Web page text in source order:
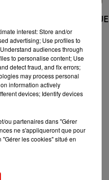
+ DE MUSIQUE
interest: Store and/or
advertising; Use profiles to
audiences through
to personalise content; Use
detect fraud, and fix errors;
may process personal
information actively
devices; Identify devices
ou partenaires dans "Gérer
ne s'appliqueront que pour
les cookies" situé en